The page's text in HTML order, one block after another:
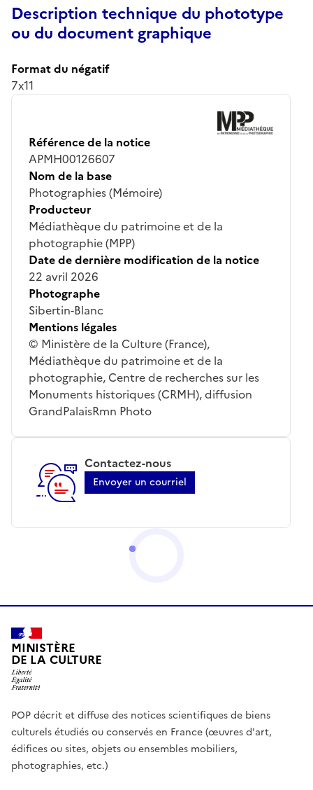
Description technique du phototype
ou du document graphique
Format du négatif
7x11
Référence de la notice
APMH00126607
Nom de la base
Photographies (Mémoire)
Producteur
Médiathèque du patrimoine et de la
photographie (MPP)
Date de dernière modification de la notice
22 avril 2026
Photographe
Sibertin-Blanc
Mentions légales
© Ministère de la Culture (France),
Médiathèque du patrimoine et de la
photographie, Centre de recherches sur les
Monuments historiques (CRMH), diffusion
GrandPalaisRmn Photo
Contactez-nous
Envoyer un courriel
MINISTÈRE
DE LA CULTURE
POP décrit et diffuse des notices scientifiques de biens
culturels étudiés ou conservés en France (œuvres d'art,
édifices ou sites, objets ou ensembles mobiliers,
photographies, etc.)